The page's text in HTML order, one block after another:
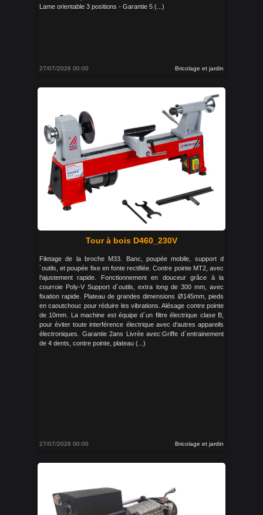
Lame orientable 3 positions - Garantie 5 (...)
27/07/2026 00:00 Bricolage et jardin
Tour à bois D460_230V
Filetage de la broche M33. Banc, poupée mobile, support d
´outils, et poupée fixe en fonte rectifiée. Contre pointe MT2, avec
l‘ajustement rapide. Fonctionnement en douceur grâce à la
courroie Poly-V Support d´outils, extra long de 300 mm, avec
fixation rapide. Plateau de grandes dimensions Ø145mm, pieds
en caoutchouc pour réduire les vibrations. Alésage contre pointe
de 10mm. La machine est équipe d´un filtre électrique clase B,
pour éviter toute interférence électrique avec d‘autres appareils
électroniques. Garantie 2ans Livrée avec:Griffe d´entrainement
de 4 dents, contre pointe, plateau (...)
27/07/2026 00:00 Bricolage et jardin